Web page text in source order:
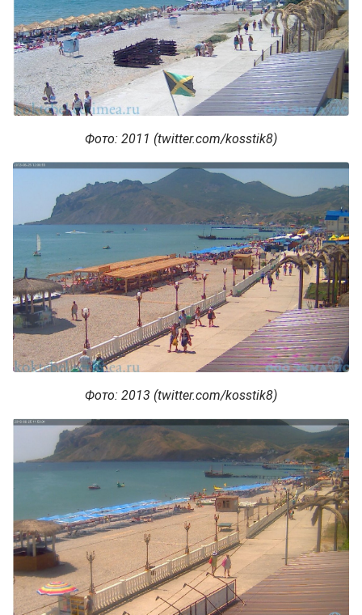
Фото: 2011 (twitter.com/kosstik8)
Фото: 2013 (twitter.com/kosstik8)